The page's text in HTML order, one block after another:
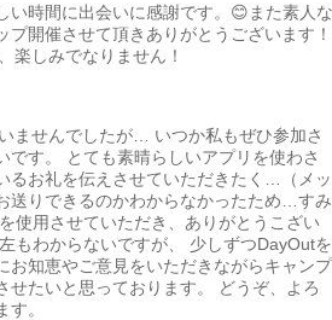
い時間に出会いに感謝です。😊また素人な
プ開催させて頂きありがとうございます！
楽しみでなりません！
ませんでしたが… いつか私もぜひ参加さ
です。 とても素晴らしいアプリを使わさ
るお礼を伝えさせていただきたく…（メッ
送りできるのかわからなかったため…すみ
使用させていただき、ありがとうこざい
もわからないですが、 少しずつDayOutを
お知恵やご意見をいただきながらキャンプ
せたいと思っております。 どうぞ、よろ
す。